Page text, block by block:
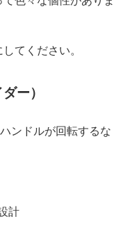
てください。
ー）
ンドルが回転するな
計